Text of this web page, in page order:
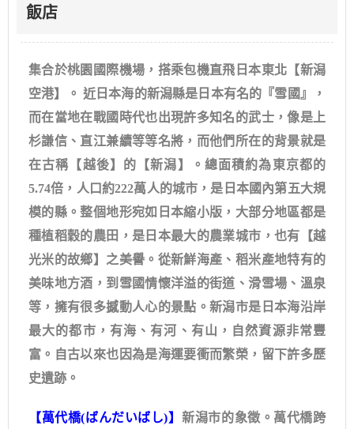
飯店
集合於桃園國際機場，搭乘包機直飛日本東北【新潟
空港】。 近日本海的新潟縣是日本有名的『雪國』，
而在當地在戰國時代也出現許多知名的武士，像是上
杉謙信、直江兼續等等名將，而他們所在的背景就是
在古稱【越後】的【新潟】。總面積約為東京都的
5.74倍，人口約222萬人的城市，是日本國內第五大規
模的縣。整個地形宛如日本縮小版，大部分地區都是
種植稻穀的農田，是日本最大的農業城市，也有【越
光米的故鄉】之美譽。從新鮮海產、稻米產地特有的
美味地方酒，到雪國情懷洋溢的街道、滑雪場、溫泉
等，擁有很多撼動人心的景點。新潟市是日本海沿岸
最大的都市，有海、有河、有山，自然資源非常豐
富。自古以來也因為是海運要衝而繁榮，留下許多歷
史遺跡。
【萬代橋(ばんだいばし)】​ 新潟市的象徵。萬代橋跨